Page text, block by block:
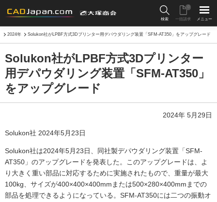
検索 一括請求
0
メニュー
2024年 Solukon社がLPBF方式3Dプリンター用デパウダリング装置「SFM-AT350」をアップグレード
Solukon社がLPBF方式3Dプリンター
用デパウダリング装置「SFM-AT350」
をアップグレード
2024年 5月29日
Solukon社 2024年5月23日
Solukon社は2024年5月23日、同社製デパウダリング装置「SFM-
AT350」のアップグレードを発表した。このアップグレードは、よ
り大きく重い部品に対応するために実施されたもので、重量が最大
100kg、サイズが400×400×400mmまたは500×280×400mmまでの
部品を処理できるようになっている。SFM-AT350には二つの振動オ